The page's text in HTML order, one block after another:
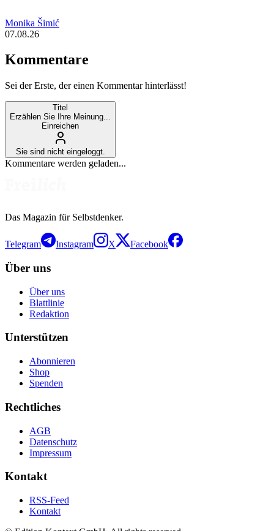
Monika Šimić
07.08.26
Kommentare
Sei der Erste, der einen Kommentar hinterlässt!
Titel
Erzählen Sie Ihre Meinung...
Einreichen
Sie sind nicht eingeloggt.
Kommentare werden geladen...
Das Magazin für Selbstdenker.
Telegram Instagram X Facebook
Über uns
Über uns
Blattlinie
Redaktion
Unterstützen
Abonnieren
Shop
Spenden
Rechtliches
AGB
Datenschutz
Impressum
Kontakt
RSS-Feed
Kontakt